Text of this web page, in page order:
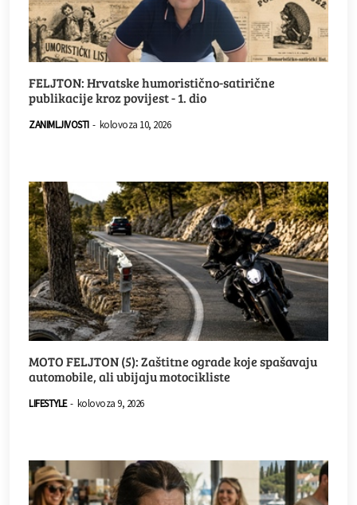
FELJTON: Hrvatske humoristično-satirične
publikacije kroz povijest - 1. dio
ZANIMLJIVOSTI - kolovoza 10, 2026
MOTO FELJTON (5): Zaštitne ograde koje spašavaju
automobile, ali ubijaju motocikliste
LIFESTYLE - kolovoza 9, 2026